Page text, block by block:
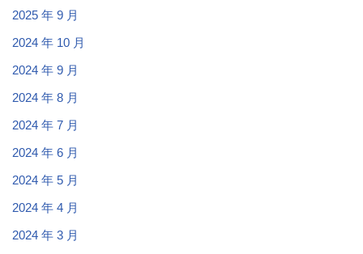
2025 年 9 月
2024 年 10 月
2024 年 9 月
2024 年 8 月
2024 年 7 月
2024 年 6 月
2024 年 5 月
2024 年 4 月
2024 年 3 月